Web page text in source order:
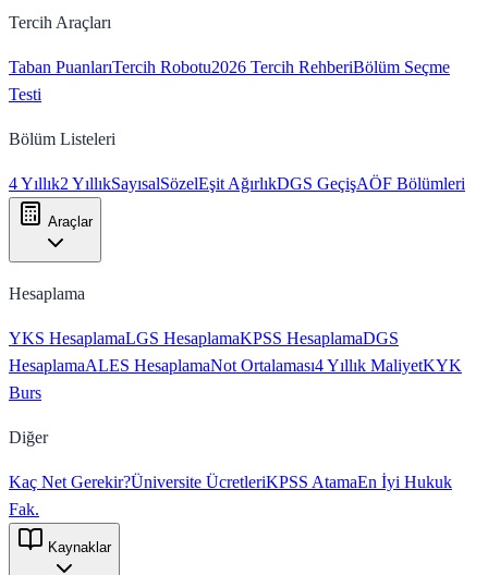
Tercih Araçları
Taban PuanlarıTercih Robotu2026 Tercih RehberiBölüm Seçme
Testi
Bölüm Listeleri
4 Yıllık2 YıllıkSayısalSözelEşit AğırlıkDGS GeçişAÖF Bölümleri
Araçlar
Hesaplama
YKS HesaplamaLGS HesaplamaKPSS HesaplamaDGS
HesaplamaALES HesaplamaNot Ortalaması4 Yıllık MaliyetKYK
Burs
Diğer
Kaç Net Gerekir?Üniversite ÜcretleriKPSS AtamaEn İyi Hukuk
Fak.
Kaynaklar